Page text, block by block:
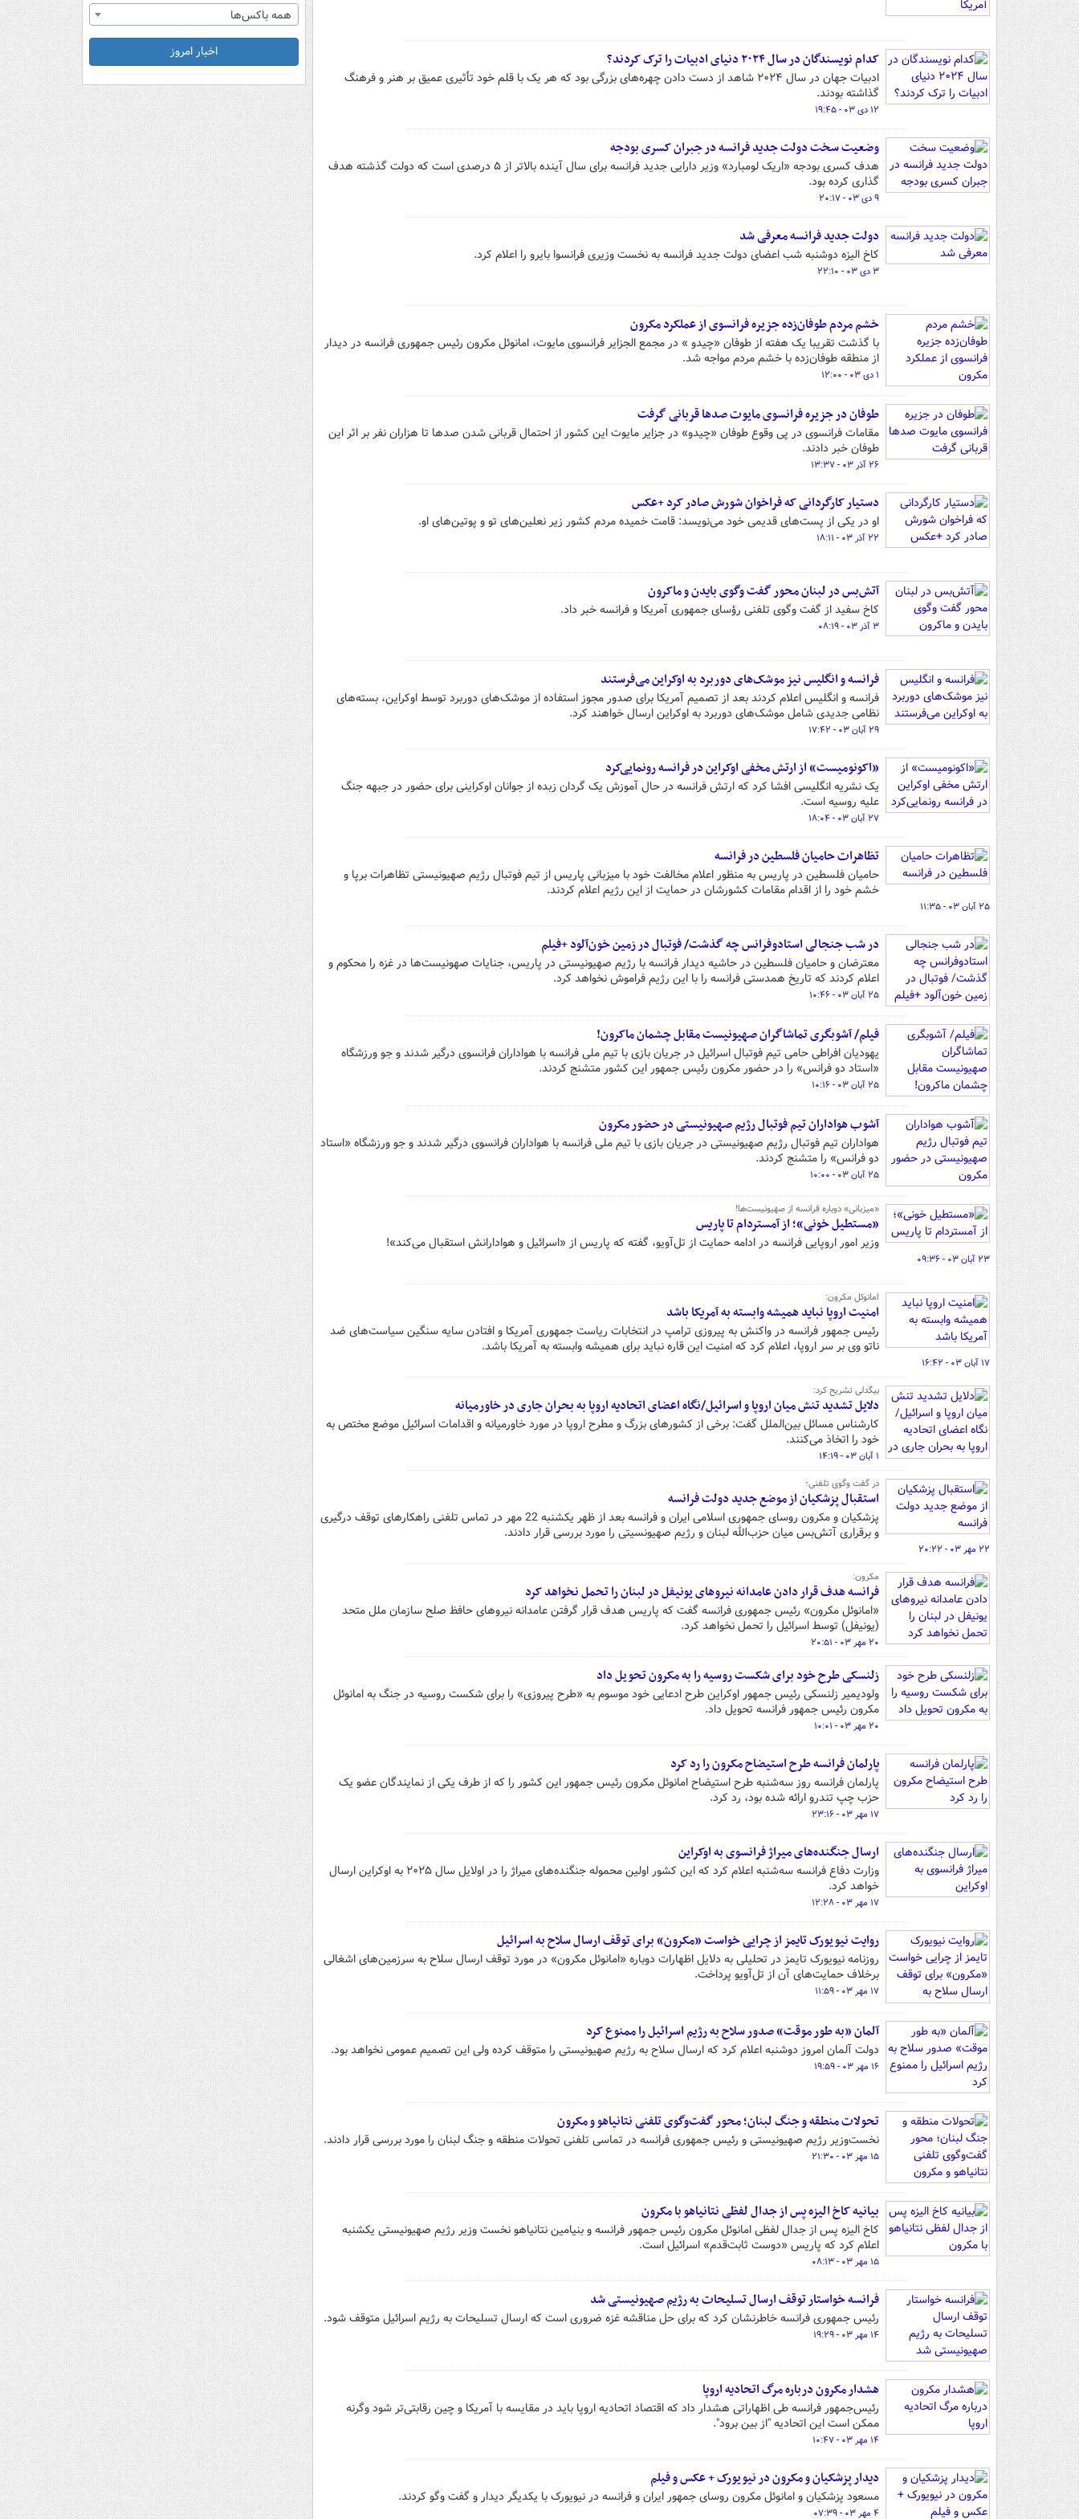
کدام نویسندگان در سال ۲۰۲۴ دنیای ادبیات را ترک کردند؟
ادبیات جهان در سال ۲۰۲۴ شاهد از دست دادن چهره‌های بزرگی بود که هر یک با قلم خود تأثیری عمیق بر هنر و فرهنگ
گذاشته بودند.
۱۲ دی ۰۳ - ۱۹:۴۵
وضعیت سخت دولت جدید فرانسه در جبران کسری بودجه
هدف کسری بودجه «اریک لومبارد» وزیر دارایی جدید فرانسه برای سال آینده بالاتر از ۵ درصدی است که دولت گذشته هدف
گذاری کرده بود.
۹ دی ۰۳ - ۲۰:۱۷
دولت جدید فرانسه معرفی شد
کاخ الیزه دوشنبه شب اعضای دولت جدید فرانسه به نخست وزیری فرانسوا بایرو را اعلام کرد.
۳ دی ۰۳ - ۲۲:۱۰
خشم مردم طوفان‌زده جزیره فرانسوی از عملکرد مکرون
با گذشت تقریبا یک هفته از طوفان «چیدو » در مجمع الجزایر فرانسوی مایوت، امانوئل مکرون رئیس جمهوری فرانسه در دیدار
از منطقه طوفان‌زده با خشم مردم مواجه شد.
۱ دی ۰۳ - ۱۲:۰۰
طوفان در جزیره فرانسوی مایوت صدها قربانی گرفت
مقامات فرانسوی در پی وقوع طوفان «چیدو» در جزایر مایوت این کشور از احتمال قربانی شدن صدها تا هزاران نفر بر اثر این
طوفان خبر دادند.
۲۶ آذر ۰۳ - ۱۳:۳۷
دستیار کارگردانی که فراخوان شورش صادر کرد +عکس
او در یکی از پست‌های قدیمی خود می‌نویسد: قامت خمیده مردم کشور زیر نعلین‌های تو و پوتین‌های او.
۲۲ آذر ۰۳ - ۱۸:۱۱
آتش‌بس در لبنان محور گفت وگوی بایدن و ماکرون
کاخ سفید از گفت وگوی تلفنی رؤسای جمهوری آمریکا و فرانسه خبر داد.
۳ آذر ۰۳ - ۰۸:۱۹
فرانسه و انگلیس نیز موشک‌های دوربرد به اوکراین می‌فرستند
فرانسه و انگلیس اعلام کردند بعد از تصمیم آمریکا برای صدور مجوز استفاده از موشک‌های دوربرد توسط اوکراین، بسته‌های
نظامی جدیدی شامل موشک‌های دوربرد به اوکراین ارسال خواهند کرد.
۲۹ آبان ۰۳ - ۱۷:۴۲
«اکونومیست» از ارتش مخفی اوکراین در فرانسه رونمایی‌کرد
یک نشریه انگلیسی افشا کرد که ارتش فرانسه در حال آموزش یک گردان زبده از جوانان اوکراینی برای حضور در جبهه جنگ
علیه روسیه است.
۲۷ آبان ۰۳ - ۱۸:۰۴
تظاهرات حامیان فلسطین در فرانسه
حامیان فلسطین در پاریس به منظور اعلام مخالفت خود با میزبانی پاریس از تیم فوتبال رژیم صهیونیستی تظاهرات برپا و
خشم خود را از اقدام مقامات کشورشان در حمایت از این رژیم اعلام کردند.
۲۵ آبان ۰۳ - ۱۱:۳۵
در شب جنجالی استادوفرانس چه گذشت/ فوتبال در زمین خون‌آلود +فیلم
معترضان و حامیان فلسطین در حاشیه دیدار فرانسه با رژیم صهیونیستی در پاریس، جنایات صهونیست‌ها در غزه را محکوم و
اعلام کردند که تاریخ همدستی فرانسه را با این رژیم فراموش نخواهد کرد.
۲۵ آبان ۰۳ - ۱۰:۴۶
فیلم/ آشوبگری تماشاگران صهیونیست مقابل چشمان ماکرون!
یهودیان افراطی حامی تیم فوتبال اسرائیل در جریان بازی با تیم ملی فرانسه با هواداران فرانسوی درگیر شدند و جو ورزشگاه
«استاد دو فرانس» را در حضور مکرون رئیس جمهور این کشور متشنج کردند.
۲۵ آبان ۰۳ - ۱۰:۱۶
آشوب هواداران تیم فوتبال رژیم صهیونیستی در حضور مکرون
هواداران تیم فوتبال رژیم صهیونیستی در جریان بازی با تیم ملی فرانسه با هواداران فرانسوی درگیر شدند و جو ورزشگاه «استاد
دو فرانس» را متشنج کردند.
۲۵ آبان ۰۳ - ۱۰:۰۰
«میزبانی» دوباره فرانسه از صهیونیست‌ها!
«مستطیل خونی»؛ از آمستردام تا پاریس
وزیر امور اروپایی فرانسه در ادامه حمایت از تل‌آویو، گفته که پاریس از «اسرائیل و هوادارانش استقبال می‌کند»!
۲۳ آبان ۰۳ - ۰۹:۳۶
امانوئل مکرون:
امنیت اروپا نباید همیشه وابسته به آمریکا باشد
رئیس جمهور فرانسه در واکنش به پیروزی ترامپ در انتخابات ریاست جمهوری آمریکا و افتادن سایه سنگین سیاست‌های ضد
ناتو وی بر سر اروپا، اعلام کرد که امنیت این قاره نباید برای همیشه وابسته به آمریکا باشد.
۱۷ آبان ۰۳ - ۱۶:۴۲
بیگدلی تشریح کرد:
دلایل تشدید تنش میان اروپا و اسرائیل/نگاه اعضای اتحادیه اروپا به بحران جاری در خاورمیانه
کارشناس مسائل بین‌الملل گفت: برخی از کشورهای بزرگ و مطرح اروپا در مورد خاورمیانه و اقدامات اسرائیل موضع مختص به
خود را اتخاذ می‌کنند.
۱ آبان ۰۳ - ۱۴:۱۹
در گفت وگوی تلفنی؛
استقبال پزشکیان از موضع جدید دولت فرانسه
پزشکیان و مکرون روسای جمهوری اسلامی ایران و فرانسه بعد از ظهر یکشنبه 22 مهر در تماس تلفنی راهکارهای توقف درگیری
و برقراری آتش‌بس میان حزب‌الله لبنان و رژیم صهیونسیتی را مورد بررسی قرار دادند.
۲۲ مهر ۰۳ - ۲۰:۲۲
مکرون:
فرانسه هدف قرار دادن عامدانه نیروهای یونیفل در لبنان را تحمل نخواهد کرد
«امانوئل مکرون» رئیس جمهوری فرانسه گفت که پاریس هدف قرار گرفتن عامدانه نیروهای حافظ صلح سازمان ملل متحد
(یونیفل) توسط اسرائیل را تحمل نخواهد کرد.
۲۰ مهر ۰۳ - ۲۰:۵۱
زلنسکی طرح خود برای شکست روسیه را به مکرون تحویل داد
ولودیمیر زلنسکی رئیس جمهور اوکراین طرح ادعایی خود موسوم به «طرح پیروزی» را برای شکست روسیه در جنگ به امانوئل
مکرون رئیس جمهور فرانسه تحویل داد.
۲۰ مهر ۰۳ - ۱۰:۰۱
پارلمان فرانسه طرح استیضاح مکرون را رد کرد
پارلمان فرانسه روز سه‌شنبه طرح استیضاح امانوئل مکرون رئیس جمهور این کشور را که از طرف یکی از نمایندگان عضو یک
حزب چپ تندرو ارائه شده بود، رد کرد.
۱۷ مهر ۰۳ - ۲۳:۱۶
ارسال جنگنده‌های میراژ فرانسوی به اوکراین
وزارت دفاع فرانسه سه‌شنبه اعلام کرد که این کشور اولین محموله جنگنده‌های میراژ را در اولایل سال ۲۰۲۵ به اوکراین ارسال
خواهد کرد.
۱۷ مهر ۰۳ - ۱۲:۲۸
روایت نیویورک تایمز از چرایی خواست «مکرون» برای توقف ارسال سلاح به اسرائیل
روزنامه نیویورک تایمز در تحلیلی به دلایل اظهارات دوباره «امانوئل مکرون» در مورد توقف ارسال سلاح به سرزمین‌های اشغالی
برخلاف حمایت‌های آن از تل‌آویو پرداخت.
۱۷ مهر ۰۳ - ۱۱:۵۹
آلمان «به طور موقت» صدور سلاح به رژیم اسرائیل را ممنوع کرد
دولت آلمان امروز دوشنبه اعلام کرد که ارسال سلاح به رژیم صهیونیستی را متوقف کرده ولی این تصمیم عمومی نخواهد بود.
۱۶ مهر ۰۳ - ۱۹:۵۹
تحولات منطقه و جنگ لبنان؛ محور گفت‌وگوی تلفنی نتانیاهو و مکرون
نخست‌وزیر رژیم صهیونیستی و رئیس جمهوری فرانسه در تماسی تلفنی تحولات منطقه و جنگ لبنان را مورد بررسی قرار دادند.
۱۵ مهر ۰۳ - ۲۱:۳۰
بیانیه‌ کاخ الیزه پس از جدال لفظی نتانیاهو با مکرون
کاخ الیزه پس از جدال لفظی امانوئل مکرون رئیس جمهور فرانسه و بنیامین نتانیاهو نخست وزیر رژیم صهیونیستی یکشنبه
اعلام کرد که پاریس «دوست ثابت‌قدم» اسرائیل است.
۱۵ مهر ۰۳ - ۰۸:۱۳
فرانسه خواستار توقف ارسال تسلیحات به رژیم صهیونیستی شد
رئیس جمهوری فرانسه خاطرنشان کرد که برای حل مناقشه غزه ضروری است که ارسال تسلیحات به رژیم اسرائیل متوقف شود.
۱۴ مهر ۰۳ - ۱۹:۲۹
هشدار مکرون درباره مرگ اتحادیه اروپا
رئیس‌جمهور فرانسه طی اظهاراتی هشدار داد که اقتصاد اتحادیه اروپا باید در مقایسه با آمریکا و چین رقابتی‌تر شود وگرنه
ممکن است این اتحادیه "از بین برود".
۱۴ مهر ۰۳ - ۱۰:۴۷
دیدار پزشکیان و مکرون در نیویورک + عکس و فیلم
مسعود پزشکیان و امانوئل مکرون روسای جمهور ایران و فرانسه در نیویورک با یکدیگر دیدار و گفت وگو کردند.
۴ مهر ۰۳ - ۰۷:۳۹
همه باکس‌ها
اخبار امروز